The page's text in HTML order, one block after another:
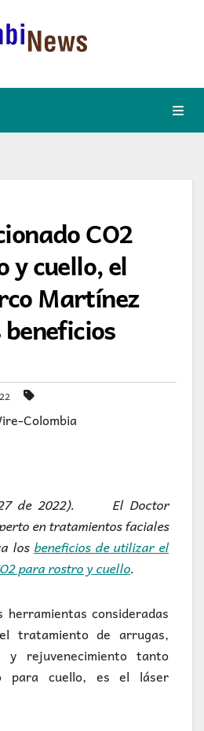
CO2
cuello, el
Martínez
Colombia
27 de 2022). El Doctor
en tratamientos faciales
los beneficios de utilizar el
para rostro y cuello.
herramientas consideradas
tratamiento de arrugas,
y rejuvenecimiento tanto
para cuello, es el láser